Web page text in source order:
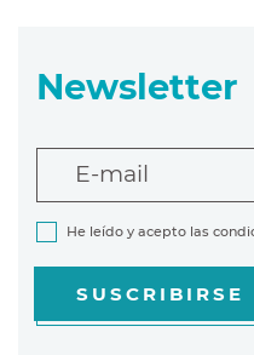
Newsletter
E-mail
He leído y acepto las
SUSCRIBIRSE